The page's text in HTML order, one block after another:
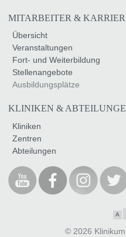
MITARBEITER &
Übersicht
Veranstaltungen
Fort- und Weiterbildung
Stellenangebote
Ausbildungsplätze
KLINIKEN &
Kliniken
Zentren
Abteilungen
A
© 2026